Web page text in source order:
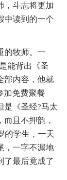
，斗志将更加
中读到的一个
牧师。一
能背出《圣
部内容，他就
加免费聚餐
是《圣经?马太
且不押韵，
的学生，一天
，一字不漏地
了最后竟成了